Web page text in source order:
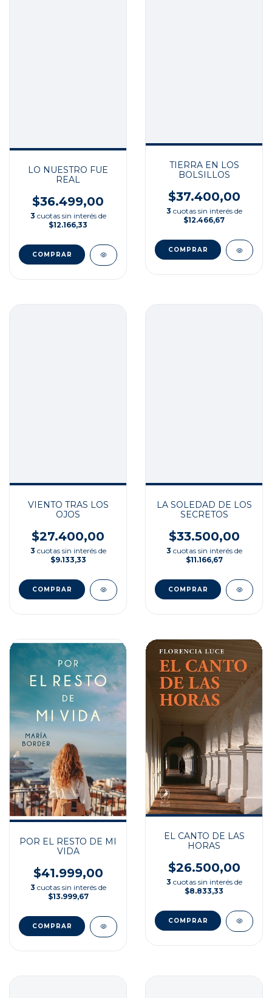
LO NUESTRO FUE
REAL
$36.499,00
3 cuotas sin interés de
$12.166,33
TIERRA EN LOS
BOLSILLOS
$37.400,00
3 cuotas sin interés de
$12.466,67
VIENTO TRAS LOS
OJOS
$27.400,00
3 cuotas sin interés de
$9.133,33
LA SOLEDAD DE LOS
SECRETOS
$33.500,00
3 cuotas sin interés de
$11.166,67
POR EL RESTO DE MI
VIDA
$41.999,00
3 cuotas sin interés de
$13.999,67
EL CANTO DE LAS
HORAS
$26.500,00
3 cuotas sin interés de
$8.833,33